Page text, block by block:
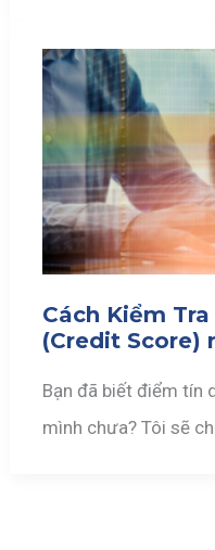
Cách Kiểm
(Credit Score)
Bạn đã biết điểm tín
mình chưa? Tôi sẽ